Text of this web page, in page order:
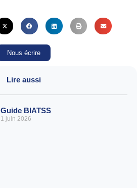
Nous écrire
Lire aussi
Guide BIATSS
1 juin 2026